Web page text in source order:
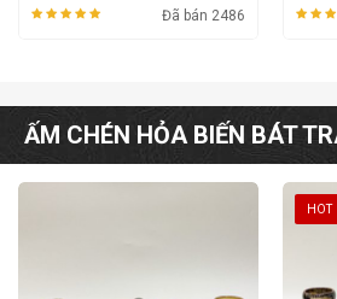
Đã bán 2486
logo
ẤM CHÉN HỎA BIẾN BÁT
HOT